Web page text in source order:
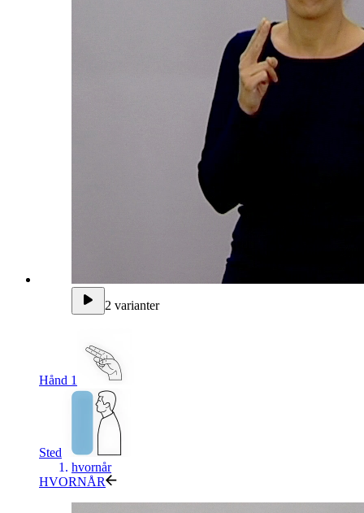
2 varianter
Hånd 1
Sted
hvornår
HVORNÅR